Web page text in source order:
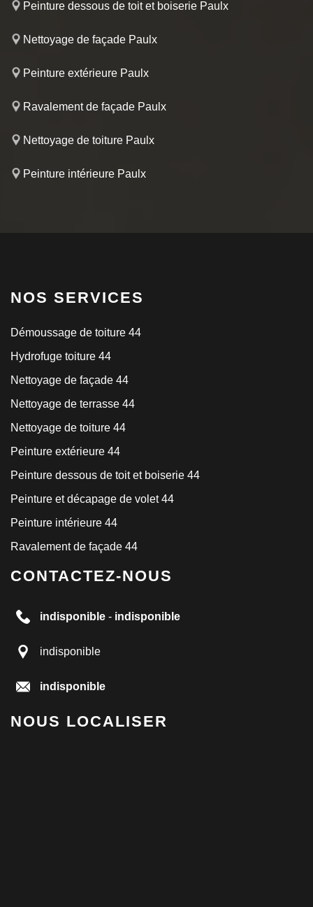
Peinture dessous de toit et boiserie Paulx
Nettoyage de façade Paulx
Peinture extérieure Paulx
Ravalement de façade Paulx
Nettoyage de toiture Paulx
Peinture intérieure Paulx
NOS SERVICES
Démoussage de toiture 44
Hydrofuge toiture 44
Nettoyage de façade 44
Nettoyage de terrasse 44
Nettoyage de toiture 44
Peinture extérieure 44
Peinture dessous de toit et boiserie 44
Peinture et décapage de volet 44
Peinture intérieure 44
Ravalement de façade 44
CONTACTEZ-NOUS
indisponible - indisponible
indisponible
indisponible
NOUS LOCALISER